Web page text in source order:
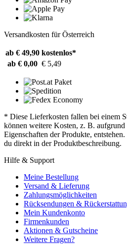
Versandkosten für Österreich
ab € 49,90 kostenlos*
ab € 0,00 € 5,49
* Diese Lieferkosten fallen bei einem
können weitere Kosten, z. B.
Eigenschaften der Produkte,
du direkt in der Produktbeschreibung.
Hilfe & Support
Meine Bestellung
Versand & Lieferung
Zahlungsmöglichkeiten
Rücksendungen &
Mein Kundenkonto
Firmenkunden
Aktionen & Gutscheine
Weitere Fragen?